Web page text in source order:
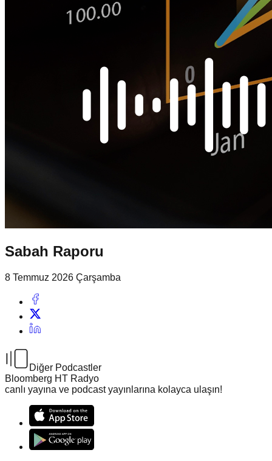
Sabah Raporu
8 Temmuz 2026 Çarşamba
Diğer Podcastler
Bloomberg HT Radyo
canlı yayına ve podcast yayınlarına kolayca ulaşın!